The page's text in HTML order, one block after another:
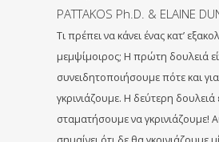
PATTAKOS Ph.D. & ELAINE
Τι πρέπει να κάνει ένας κατ’
μεμψίμοιρος; Η πρώτη δουλειά
συνειδητοποιήσουμε πότε και
γκρινιάζουμε. Η δεύτερη δουλειά
σταματήσουμε να γκρινιάζουμε!